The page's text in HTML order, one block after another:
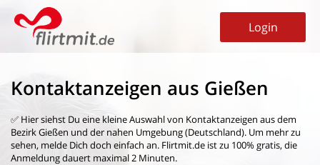
Login
Kontaktanzeigen aus Gießen
✅ Hier siehst Du eine kleine Auswahl von Kontaktanzeigen aus dem
Bezirk Gießen und der nahen Umgebung (Deutschland). Um mehr zu
sehen, melde Dich doch einfach an. Flirtmit.de ist zu 100% gratis, die
Anmeldung dauert maximal 2 Minuten.